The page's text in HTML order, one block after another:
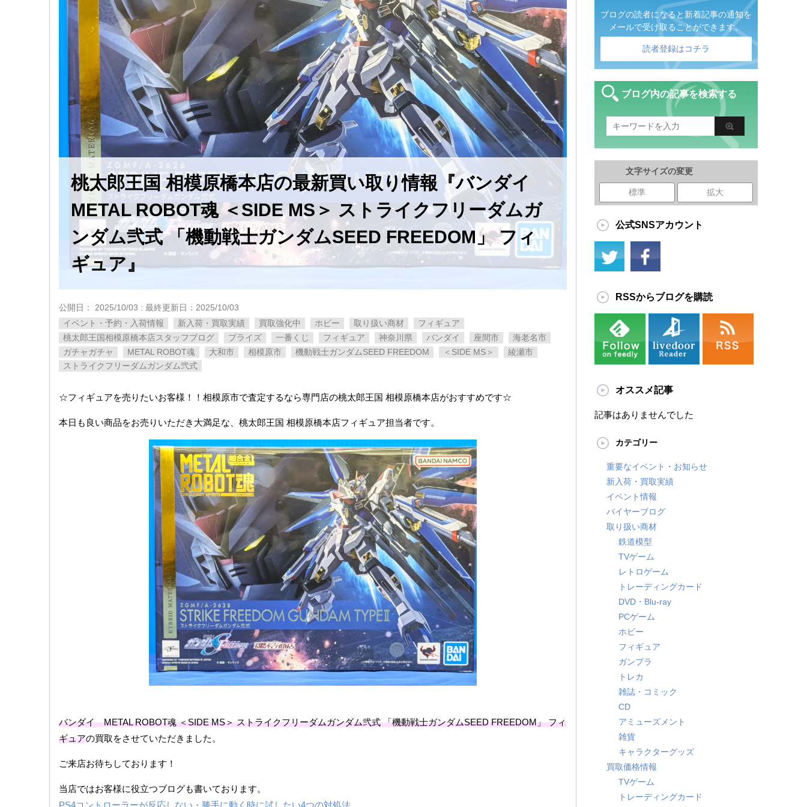
桃太郎王国 相模原橋本店の最新買い取り情報『バンダイ
METAL ROBOT魂 ＜SIDE MS＞ ストライクフリーダムガ
ンダム弐式 「機動戦士ガンダムSEED FREEDOM」 フィ
ギュア』
公開日： 2025/10/03 : 最終更新日：2025/10/03
イベント・予約・入荷情報
新入荷・買取実績 買取強化中 ホビー 取り扱い商材
フィギュア
桃太郎王国相模原橋本店スタッフブログ
プライズ 一番くじ フィギュア 神奈川県 バンダイ 座間市
海老名市
ガチャガチャ
METAL ROBOT魂 大和市 相模原市 機動戦士ガンダムSEED FREEDOM ＜SIDE MS＞
綾瀬市
ストライクフリーダムガンダム弐式
☆フィギュアを売りたいお客様！！相模原市で査定するなら専門店の桃太郎王国 相模原橋本店がおすすめです☆
本日も良い商品をお売りいただき大満足な、桃太郎王国 相模原橋本店フィギュア担当者です。
バンダイ METAL ROBOT魂 ＜SIDE MS＞ ストライクフリーダムガンダム弐式 「機動戦士ガンダムSEED FREEDOM」 フィ
ギュアの買取をさせていただきました。
ご来店お待ちしております！
当店ではお客様に役立つブログも書いております。
PS4コントローラーが反応しない・勝手に動く時に試したい4つの対処法
ブログの読者になると新着記事の通知を
メールで受け取ることができます。
読者登録はコチラ
ブログ内の記事を検索する
文字サイズの変更
標準 拡大
公式SNSアカウント
RSSからブログを購読
オススメ記事
記事はありませんでした
カテゴリー
重要なイベント・お知らせ
新入荷・買取実績
イベント情報
バイヤーブログ
取り扱い商材
鉄道模型
TVゲーム
レトロゲーム
トレーディングカード
DVD・Blu-ray
PCゲーム
ホビー
フィギュア
ガンプラ
トレカ
雑誌・コミック
CD
アミューズメント
雑貨
キャラクターグッズ
買取価格情報
TVゲーム
トレーディングカード